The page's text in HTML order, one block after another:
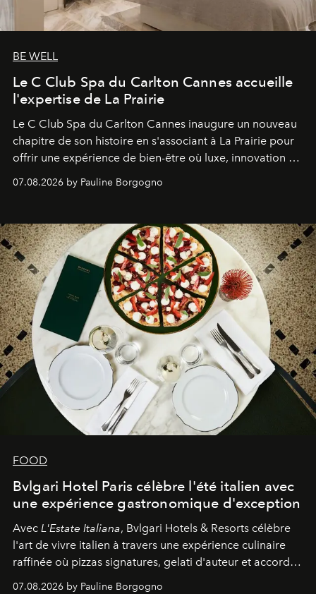
BE WELL
Le C Club Spa du Carlton Cannes accueille
l'expertise de La Prairie
Le C Club Spa du Carlton Cannes inaugure un nouveau
chapitre de son histoire en s'associant à La Prairie pour
offrir une expérience de bien-être où luxe, innovation et
expertise se rencontrent.
07.08.2026 by Pauline Borgogno
FOOD
Bvlgari Hotel Paris célèbre l'été italien avec
une expérience gastronomique d'exception
Avec L'Estate Italiana, Bvlgari Hotels & Resorts célèbre
l'art de vivre italien à travers une expérience culinaire
raffinée où pizzas signatures, gelati d'auteur et accords
d'exception composent un véritable voyage sensoriel.
07.08.2026 by Pauline Borgogno